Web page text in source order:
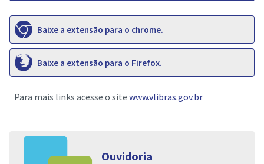
Baixe a extensão para o chrome.
Baixe a extensão para o Firefox.
Para mais links acesse o site www.vlibras.gov.br
Ouvidoria